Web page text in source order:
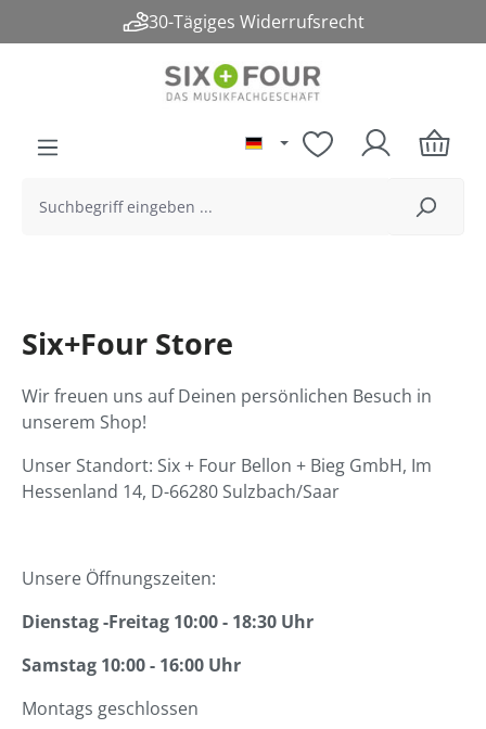
30-Tägiges Widerrufsrecht
Six+Four Store
Wir freuen uns auf Deinen persönlichen Besuch in
unserem Shop!
Unser Standort: Six + Four Bellon + Bieg GmbH, Im
Hessenland 14, D-66280 Sulzbach/Saar
Unsere Öffnungszeiten:
Dienstag -Freitag 10:00 - 18:30 Uhr
Samstag 10:00 - 16:00 Uhr
Montags geschlossen